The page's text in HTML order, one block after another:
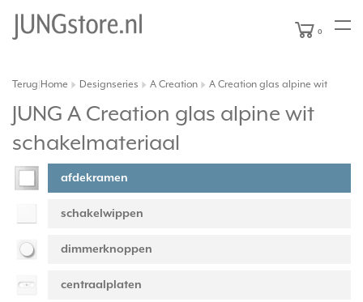
0
Terug Home Designseries A Creation A Creation glas alpine wit
JUNG A Creation glas alpine wit
schakelmateriaal
afdekramen
schakelwippen
dimmerknoppen
centraalplaten